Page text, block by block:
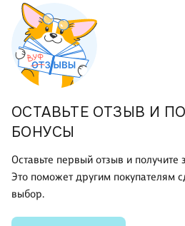
ОСТАВЬТЕ ОТЗЫВ И
БОНУСЫ
Оставьте первый отзыв и получите
Это поможет другим покупателям
выбор.